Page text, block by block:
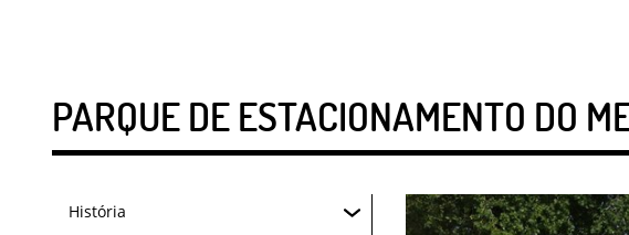
PARQUE DE ESTACIONAMENTO DO
História